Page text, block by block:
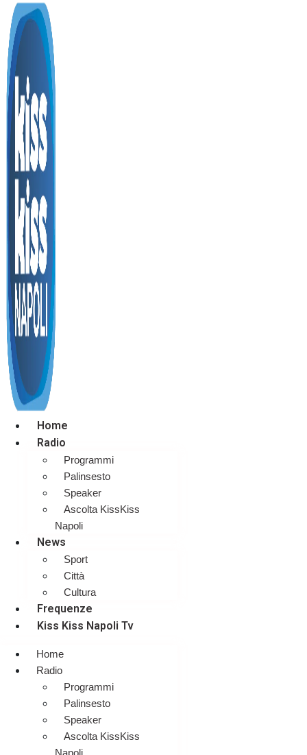
Home
Radio
Programmi
Palinsesto
Speaker
Ascolta KissKiss
Napoli
News
Sport
Città
Cultura
Frequenze
Kiss Kiss Napoli Tv
Home
Radio
Programmi
Palinsesto
Speaker
Ascolta KissKiss
Napoli